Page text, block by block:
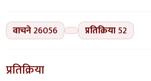
वाचने 26056 प्रतिक्रिया52
प्रतिक्रिया